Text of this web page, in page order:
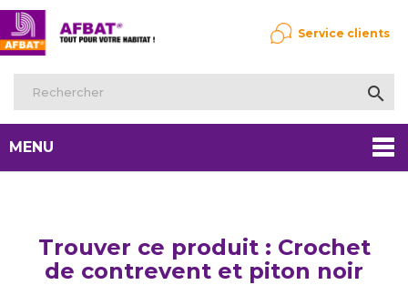

Service clients
MENU
Trouver ce produit : Crochet
de contrevent et piton noir